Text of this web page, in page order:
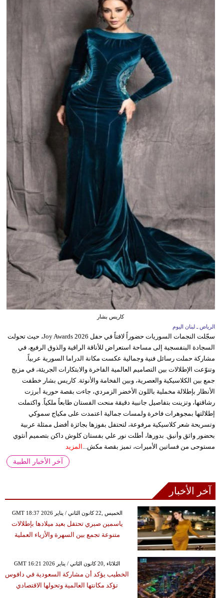
كاريس بشار
الرياض ـ لبنان اليوم
سجّلت النجمات السوريات حضوراً لافتاً في حفل Joy Awards 2026، حيث تحولت
السجادة البنفسجية إلى مساحة استعراض للأناقة الراقية والذوق الرفيع، في
مشاركة حملت رسائل فنية وجمالية عكست مكانة الدراما السورية عربياً.
وتنوّعت الإطلالات بين التصاميم العالمية الفاخرة والابتكارات الجريئة، في مزيج
جمع بين الكلاسيكية والعصرية، وبين الفخامة والأنوثة. كاريس بشار خطفت
الأنظار بإطلالة مخملية باللون الأخضر الزمردي، جاءت بقصة حورية أبرزت
رشاقتها، وتزينت بتفاصيل جانبية دقيقة منحت الفستان طابعاً ملكياً. واكتملت
إطلالتها بمجوهرات فاخرة ولمسات جمالية اعتمدت على مكياج سموكي
وتسريحة شعر كلاسيكية مرفوعة، لتحتفل بفوزها بجائزة أفضل ممثلة عربية
بحضور واثق وأنيق. بدورها، أطلت نور علي بفستان كلوش داكن بتصميم أنثوي
مستوحى من فساتين الأميرات، تميز بقصة مكش... المزيد
آخر الأخبار الطبية
آخر الأخبار
GMT 18:37 2026 الخميس ,22 كانون الثاني / يناير
ياسمين صبري تحتفل بعيد ميلادها بإطلالات
متنوعة تجمع بين السهرة والأزياء العملية
GMT 16:21 2026 الثلاثاء ,20 كانون الثاني / يناير
الخطيب يؤكد أن مشاركة السعودية في دافوس
تؤكد مكانتها العالمية وتحولها الاقتصادي